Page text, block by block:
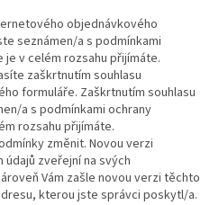
objednávkového
seznámen/a s podmínkami
je v celém rozsahu přijímáte.
zaškrtnutím souhlasu
formuláře. Zaškrtnutím souhlasu
a s podmínkami ochrany
rozsahu přijímáte.
změnit. Novou verzi
zveřejní na svých
Vám zašle novou verzi těchto
kterou jste správci poskytl/a.